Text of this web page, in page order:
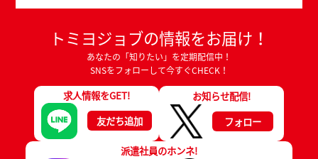
トミヨジョブの情報をお届け！
あなたの「知りたい」を定期配信中！
SNSをフォローして今すぐCHECK！
求人情報をGET!
友だち追加
お知らせ配信!
フォロー
派遣社員のホンネ!